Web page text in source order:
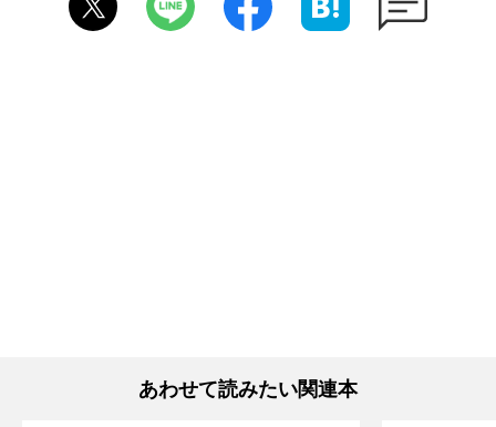
あわせて読みたい関連本